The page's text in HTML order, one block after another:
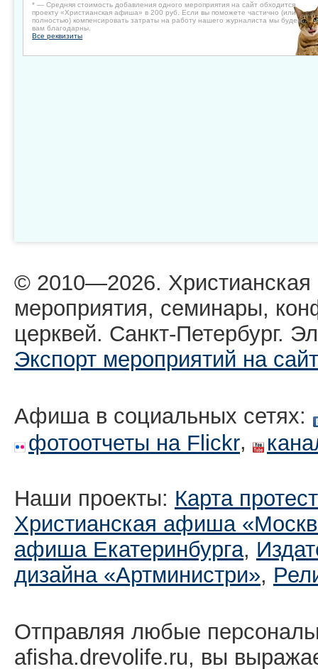
* — Средняя стоимость добавления одного мероприятия на сайт обходится
проекту «Христианская афиша» в 200 руб. Если вы поможете частично (или
полностью) компенсировать затраты на работу нашего журналиста мы будем
вам благодарны.
Все реквизиты
© 2010—2026.
мероприятия, семинары,
церквей. Санкт-Петербург.
Экспорт мероприятий на сайт
Афиша в социальных сетях:
фотоотчеты на Flickr,
Наши проекты: Карта
Христианская афиша
афиша Екатеринбургa,
дизайна «Артминистри»,
Отправляя любые
afisha.drevolife.ru, вы